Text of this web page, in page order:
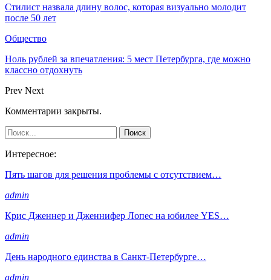
Стилист назвала длину волос, которая визуально молодит
после 50 лет
Общество
Ноль рублей за впечатления: 5 мест Петербурга, где можно
классно отдохнуть
Prev Next
Комментарии закрыты.
Интересное:
Пять шагов для решения проблемы с отсутствием…
admin
Крис Дженнер и Дженнифер Лопес на юбилее YES…
admin
День народного единства в Санкт-Петербурге…
admin